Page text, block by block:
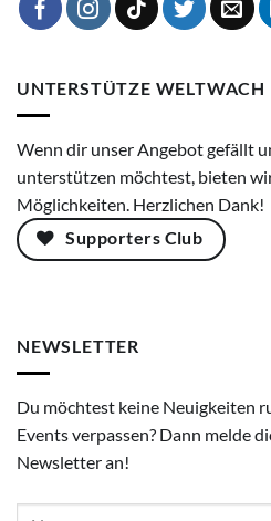
UNTERSTÜTZE WELTWACH
Wenn dir unser Angebot gefällt
unterstützen möchtest, bieten
Möglichkeiten. Herzlichen Dank!
Supporters Club
NEWSLETTER
Du möchtest keine Neuigkeiten
Events verpassen? Dann melde
Newsletter an!